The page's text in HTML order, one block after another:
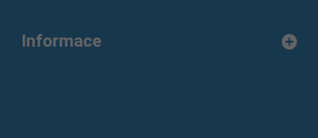
Informace